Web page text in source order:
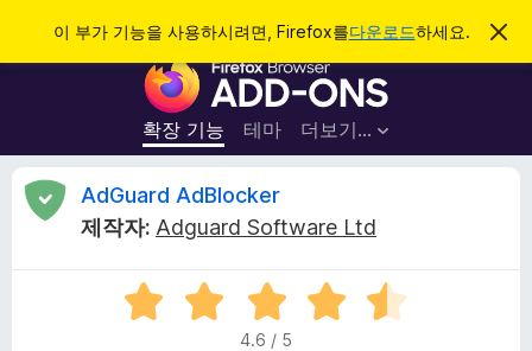
이 부가 기능을 사용하시려면, Firefox를다운로드하세요.
이
림
F
r
e
x
라
우
확장 기능 테마 더보기…
로그인
A
AdGuard AdBlocker
제작자: Adguard Software Ltd
5
점
4.6 / 5